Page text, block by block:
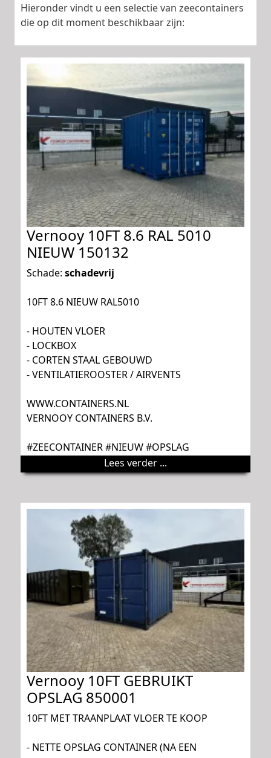
Hieronder vindt u een selectie van zeecontainers
die op dit moment beschikbaar zijn:
Vernooy 10FT 8.6 RAL 5010
NIEUW 150132
Schade: schadevrij
10FT 8.6 NIEUW RAL5010
- HOUTEN VLOER
- LOCKBOX
- CORTEN STAAL GEBOUWD
- VENTILATIEROOSTER / AIRVENTS
WWW.CONTAINERS.NL
VERNOOY CONTAINERS B.V.
#ZEECONTAINER #NIEUW #OPSLAG
Lees verder ...
Vernooy 10FT GEBRUIKT
OPSLAG 850001
10FT MET TRAANPLAAT VLOER TE KOOP
- NETTE OPSLAG CONTAINER (NA EEN